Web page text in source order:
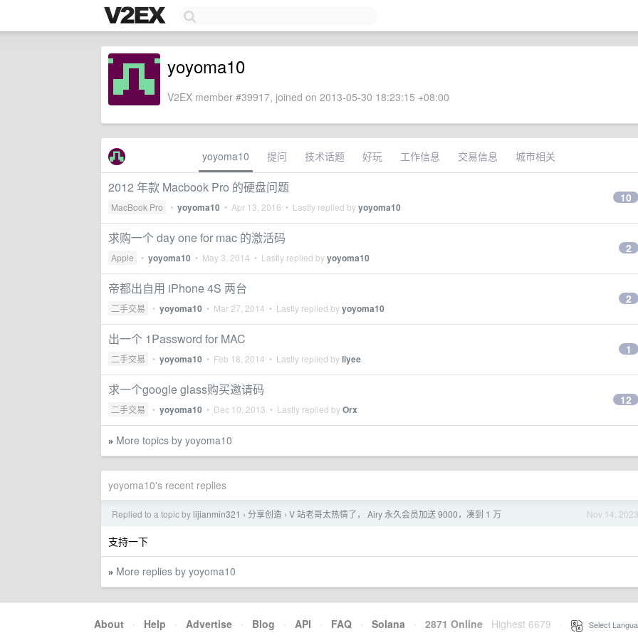
yoyoma10
V2EX member #39917, joined on 2013-05-30 18:23:15 +08:00
yoyoma10 提问 技术话题 好玩 工作信息 交易信息 城市相关
2012 年款 Macbook Pro 的硬盘问题
MacBook Pro • yoyoma10 • Apr 13, 2016 • Lastly replied byyoyoma10
10
求购一个 day one for mac 的激活码
Apple • yoyoma10 • May 3, 2014 • Lastly replied byyoyoma10
2
帝都出自用 iPhone 4S 两台
二手交易 • yoyoma10 • Mar 27, 2014 • Lastly replied byyoyoma10
2
出一个 1Password for MAC
二手交易 • yoyoma10 • Feb 18, 2014 • Lastly replied byliyee
1
求一个google glass购买邀请码
二手交易 • yoyoma10 • Dec 10, 2013 • Lastly replied byOrx
12
» More topics by yoyoma10
yoyoma10's recent replies
Nov 14, 2023
Replied to a topic by lijianmin321 › 分享创造 › V 站老哥太热情了， Airy 永久会员加送 9000，凑到 1 万
支持一下
» More replies by yoyoma10
About · Help · Advertise · Blog · API · FAQ · Solana · 2871 Online Highest 6679 Select